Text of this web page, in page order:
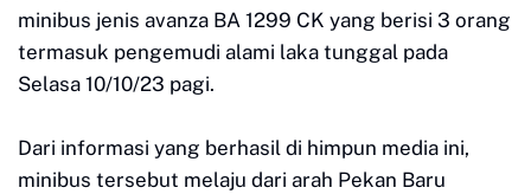
minibus jenis avanza BA 1299 CK yang berisi 3 orang
termasuk pengemudi alami laka tunggal pada
Selasa 10/10/23 pagi.
Dari informasi yang berhasil di himpun media ini,
minibus tersebut melaju dari arah Pekan Baru